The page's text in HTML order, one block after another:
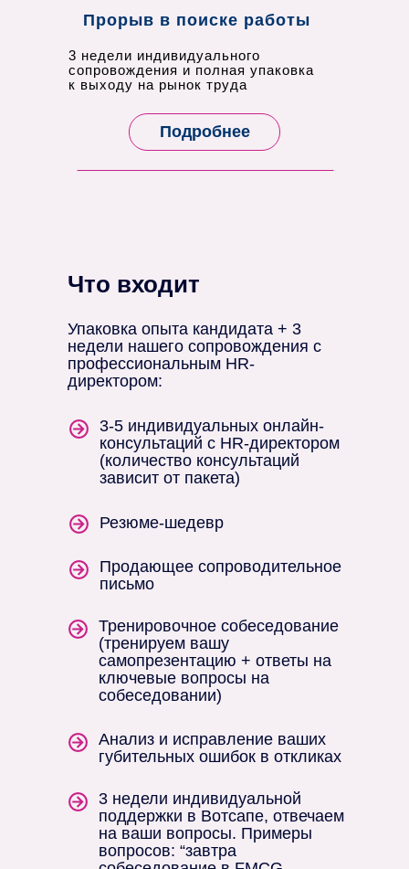
Прорыв в поиске работы
3 недели индивидуального
сопровождения и полная упаковка
к выходу на рынок труда
Подробнее
Анализ и исправление ваших
губительных ошибок в откликах
Упаковка опыта кандидата + 3
недели нашего сопровождения с
профессиональным HR-
директором:
Что входит
3-5 индивидуальных онлайн-
консультаций с HR-директором
(количество консультаций
зависит от пакета)
Резюме-шедевр
Продающее сопроводительное
письмо
3 недели индивидуальной
поддержки в Вотсапе, отвечаем
на ваши вопросы. Примеры
вопросов: “завтра
Тренировочное собеседование
(тренируем вашу
самопрезентацию + ответы на
ключевые вопросы на
собеседовании)